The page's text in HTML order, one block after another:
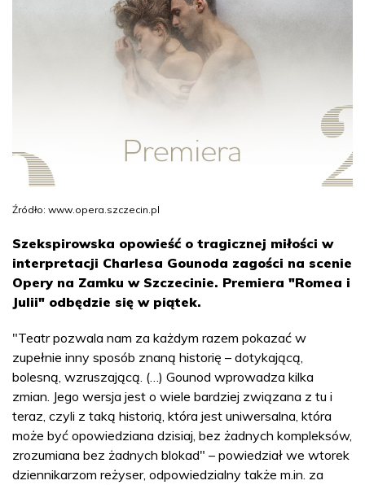
Źródło: www.opera.szczecin.pl
Szekspirowska opowieść o tragicznej miłości w
interpretacji Charlesa Gounoda zagości na scenie
Opery na Zamku w Szczecinie. Premiera "Romea i
Julii" odbędzie się w piątek.
"Teatr pozwala nam za każdym razem pokazać w
zupełnie inny sposób znaną historię – dotykającą,
bolesną, wzruszającą. (…) Gounod wprowadza kilka
zmian. Jego wersja jest o wiele bardziej związana z tu i
teraz, czyli z taką historią, która jest uniwersalna, która
może być opowiedziana dzisiaj, bez żadnych kompleksów,
zrozumiana bez żadnych blokad" – powiedział we wtorek
dziennikarzom reżyser, odpowiedzialny także m.in. za